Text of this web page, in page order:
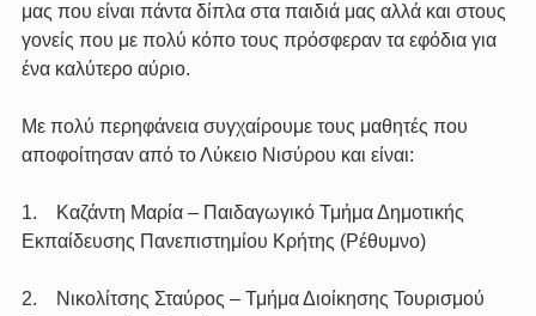
μας που είναι πάντα δίπλα στα παιδιά μας αλλά και στους
γονείς που με πολύ κόπο τους πρόσφεραν τα εφόδια για
ένα καλύτερο αύριο.
Με πολύ περηφάνεια συγχαίρουμε τους μαθητές που
αποφοίτησαν από το Λύκειο Νισύρου και είναι:
1.    Καζάντη Μαρία – Παιδαγωγικό Τμήμα Δημοτικής
Εκπαίδευσης Πανεπιστημίου Κρήτης (Ρέθυμνο)
2.    Νικολίτσης Σταύρος – Τμήμα Διοίκησης Τουρισμού